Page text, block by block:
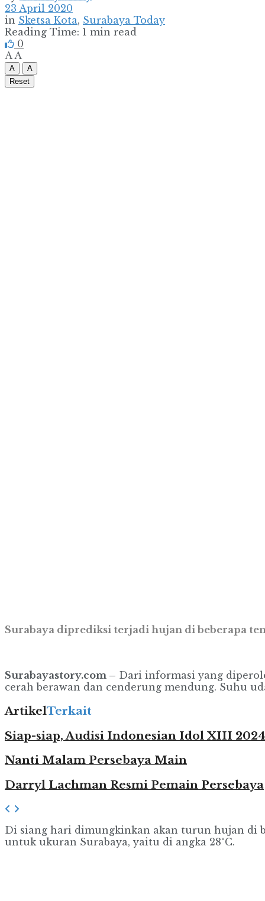
23 April 2020
in Sketsa Kota, Surabaya Today
Reading Time: 1 min read
0
A A
A
A
Reset
Surabaya diprediksi terjadi hujan di beberapa
Surabayastory.com – Dari informasi yang
cerah berawan dan cenderung mendung. Suhu
ArtikelTerkait
Siap-siap, Audisi Indonesian Idol XIII
Nanti Malam Persebaya Main
Darryl Lachman Resmi Pemain Persebaya
Di siang hari dimungkinkan akan turun hujan di
untuk ukuran Surabaya, yaitu di angka 28°C.